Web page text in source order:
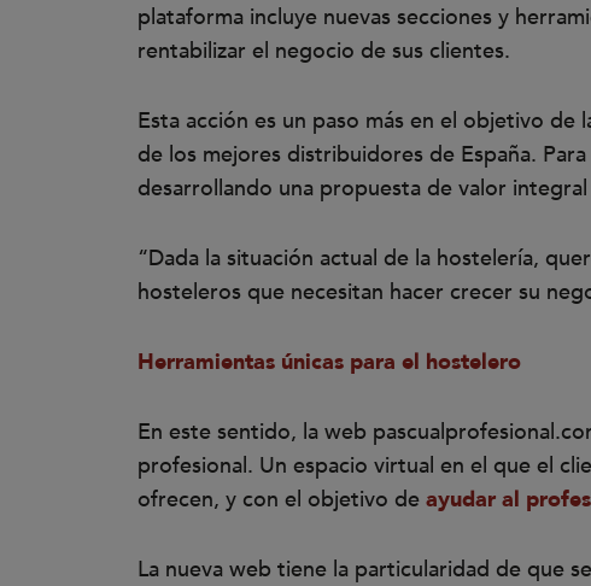
plataforma incluye nuevas secciones y
rentabilizar el negocio de sus clientes.
Esta acción es un paso más en el objetivo
de los mejores distribuidores de España.
desarrollando una propuesta de valor
“Dada la situación actual de la hostelería,
hosteleros que necesitan hacer crecer su
Herramientas únicas para el hostelero
En este sentido, la web
profesional. Un espacio virtual en el que el
ofrecen, y con el objetivo de ayudar al
La nueva web tiene la particularidad de que